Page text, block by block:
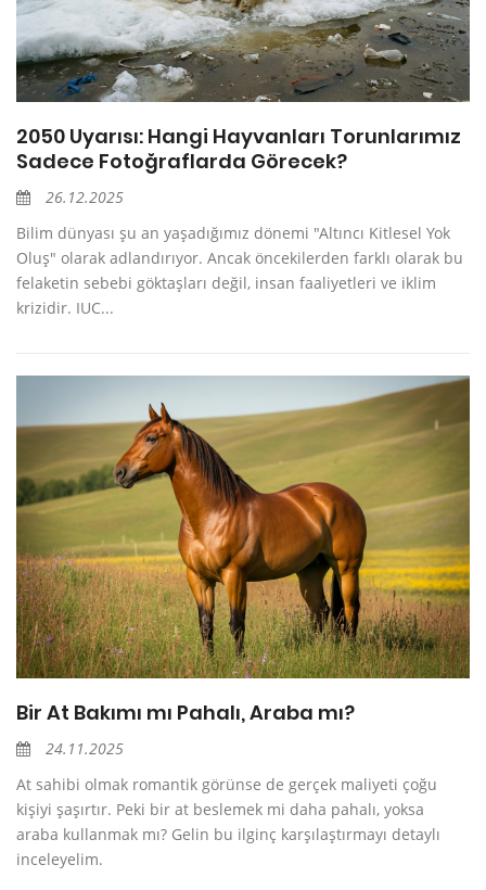
2050 Uyarısı: Hangi Hayvanları Torunlarımız
Sadece Fotoğraflarda Görecek?
26.12.2025
Bilim dünyası şu an yaşadığımız dönemi "Altıncı Kitlesel Yok
Oluş" olarak adlandırıyor. Ancak öncekilerden farklı olarak bu
felaketin sebebi göktaşları değil, insan faaliyetleri ve iklim
krizidir. IUC...
Bir At Bakımı mı Pahalı, Araba mı?
24.11.2025
At sahibi olmak romantik görünse de gerçek maliyeti çoğu
kişiyi şaşırtır. Peki bir at beslemek mi daha pahalı, yoksa
araba kullanmak mı? Gelin bu ilginç karşılaştırmayı detaylı
inceleyelim.